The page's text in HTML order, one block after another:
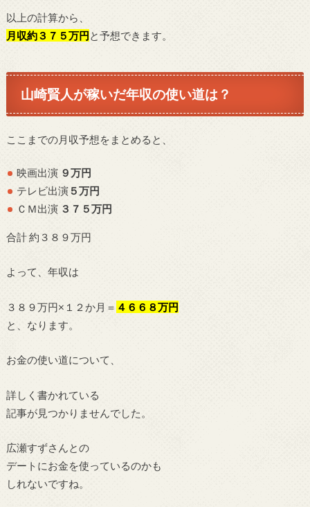
以上の計算から、
月収約３７５万円と予想できます。
山崎賢人が稼いだ年収の使い道は？
ここまでの月収予想をまとめると、
映画出演 ９万円
テレビ出演５万円
ＣＭ出演 ３７５万円
合計 約３８９万円
よって、年収は
３８９万円×１２か月＝ ４６６８万円
と、なります。
お金の使い道について、
詳しく書かれている
記事が見つかりませんでした。
広瀬すずさんとの
デートにお金を使っているのかも
しれないですね。